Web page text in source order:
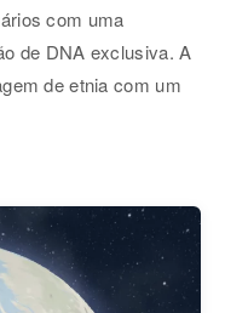
com uma
de DNA exclusiva. A
de etnia com um